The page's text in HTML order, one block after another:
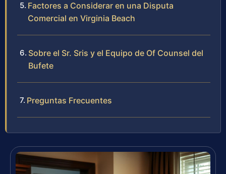
Factores a Considerar en una Disputa
Comercial en Virginia Beach
Sobre el Sr. Sris y el Equipo de Of Counsel del
Bufete
Preguntas Frecuentes